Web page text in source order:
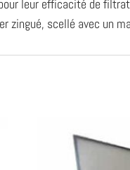
leur efficacité de
zingué, scellé avec un